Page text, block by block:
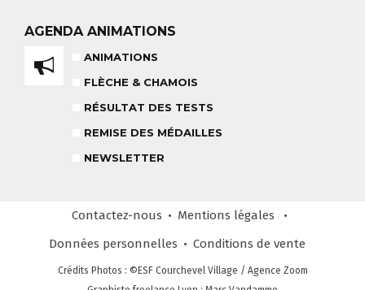
LIENS UTILES
DEVENIR MONITEUR
REMISE DES MÉDAILLES
TEAM RIDER
COURS PRIVÉ APRÈS-MIDI
AGENDA ANIMATIONS
ANIMATIONS
FLÈCHE & CHAMOIS
RÉSULTAT DES TESTS
REMISE DES MÉDAILLES
NEWSLETTER
Contactez-nous
Mentions légales
Données personnelles
Conditions de vente
Crédits Photos : ©ESF Courchevel Village / Agence Zoom